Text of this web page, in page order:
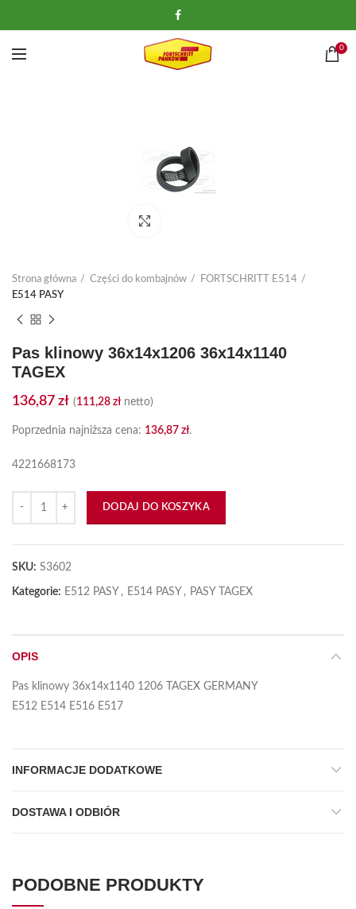
0
Strona główna Części do kombajnów
FORTSCHRITT E514
E514 PASY
Pas klinowy 36x14x1206 36x14x1140
TAGEX
136,87 zł (111,28 złnetto)
Poprzednia najniższa cena: 136,87 zł.
4221668173
DODAJ DO KOSZYKA
SKU: S3602
Kategorie: E512 PASY , E514 PASY , PASY TAGEX
OPIS
Pas klinowy 36x14x1140 1206 TAGEX GERMANY
E512 E514 E516 E517
INFORMACJE DODATKOWE
DOSTAWA I ODBIÓR
PODOBNE PRODUKTY